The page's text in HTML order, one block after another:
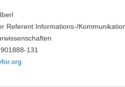
Referent Informations-/
131